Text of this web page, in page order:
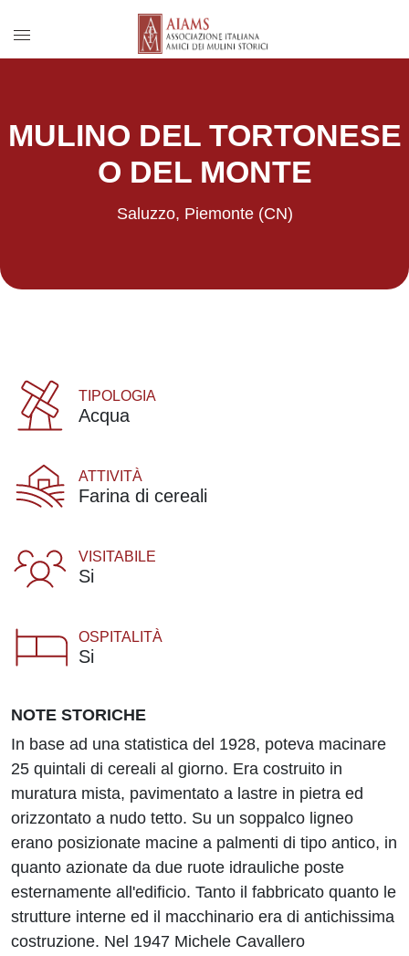
di accesso rapido ai contenuti
al menu di navigazione principale
al contenuto
Menu principale
MULINO DEL TORTONESE
O DEL MONTE
Saluzzo, Piemonte (CN)
TIPOLOGIA
Acqua
ATTIVITÀ
Farina di cereali
VISITABILE
Si
OSPITALITÀ
Si
NOTE STORICHE
In base ad una statistica del 1928, poteva macinare
25 quintali di cereali al giorno. Era costruito in
muratura mista, pavimentato a lastre in pietra ed
orizzontato a nudo tetto. Su un soppalco ligneo
erano posizionate macine a palmenti di tipo antico, in
quanto azionate da due ruote idrauliche poste
esternamente all'edificio. Tanto il fabbricato quanto le
strutture interne ed il macchinario era di antichissima
costruzione. Nel 1947 Michele Cavallero